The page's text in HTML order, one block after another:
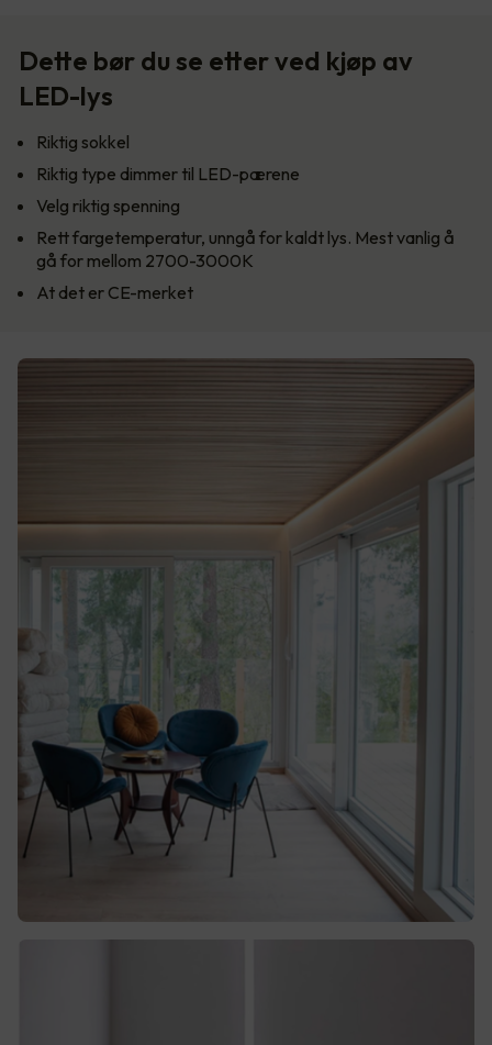
Dette bør du se etter ved kjøp av
LED-lys
Riktig sokkel
Riktig type dimmer til LED-pærene
Velg riktig spenning
Rett fargetemperatur, unngå for kaldt lys. Mest vanlig å
gå for mellom 2700-3000K
At det er CE-merket